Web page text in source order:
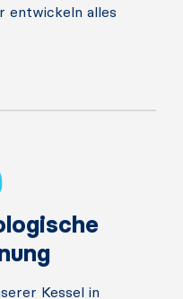
entwickeln alles
Kessel in